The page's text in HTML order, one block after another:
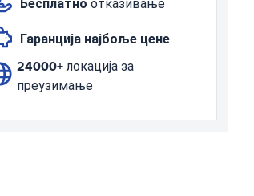
отказивање
Гаранција најбоље цене
24000+локација за
преузимање